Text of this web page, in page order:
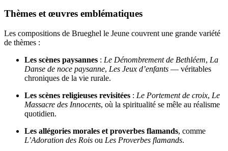
Thèmes et œuvres emblématiques
Les compositions de Brueghel le Jeune couvrent une grande variété
de thèmes :
Les scènes paysannes : Le Dénombrement de Bethléem, La
Danse de noce paysanne, Les Jeux d’enfants — véritables
chroniques de la vie rurale.
Les scènes religieuses revisitées : Le Portement de croix, Le
Massacre des Innocents, où la spiritualité se mêle au réalisme
quotidien.
Les allégories morales et proverbes flamands, comme
L’Adoration des Rois ou Les Proverbes flamands.